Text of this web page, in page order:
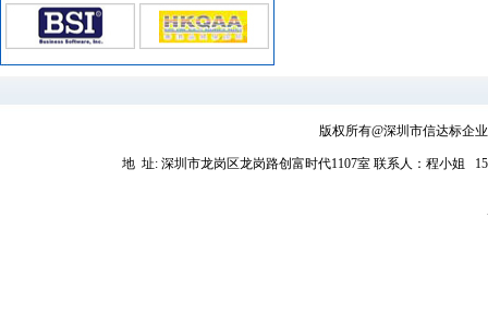
版权所有@深圳市信达标企
地 址: 深圳市龙岗区龙岗路创富时代1107室 联系人：程小姐